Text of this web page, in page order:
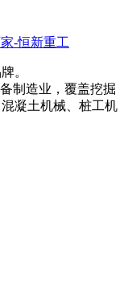
。
制造业，覆盖挖掘
凝土机械、桩工机